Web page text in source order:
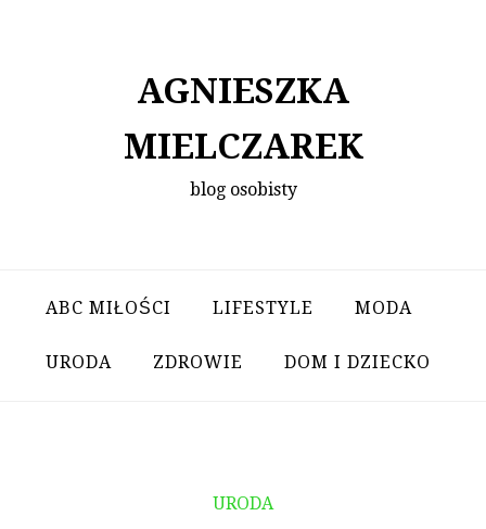
AGNIESZKA
MIELCZAREK
blog osobisty
ABC MIŁOŚCI LIFESTYLE MODA
URODA ZDROWIE DOM I DZIECKO
URODA